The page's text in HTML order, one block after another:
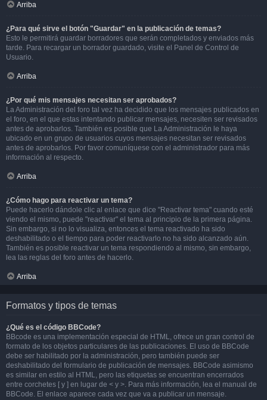
Arriba
¿Para qué sirve el botón "Guardar" en la publicación de temas?
Esto le permitirá guardar borradores que serán completados y enviados más
tarde. Para recargar un borrador guardado, visite el Panel de Control de
Usuario.
Arriba
¿Por qué mis mensajes necesitan ser aprobados?
La Administración del foro tal vez ha decidido que los mensajes publicados en
el foro, en el que estas intentando publicar mensajes, necesiten ser revisados
antes de aprobarlos. También es posible que La Administración le haya
ubicado en un grupo de usuarios cuyos mensajes necesitan ser revisados
antes de aprobarlos. Por favor comuníquese con el administrador para más
información al respecto.
Arriba
¿Cómo hago para reactivar un tema?
Puede hacerlo dándole clic al enlace que dice "Reactivar tema" cuando esté
viendo el mismo, puede "reactivar" el tema al principio de la primera página.
Sin embargo, si no lo visualiza, entonces el tema reactivado ha sido
deshabilitado o el tiempo para poder reactivarlo no ha sido alcanzado aún.
También es posible reactivar un tema respondiendo al mismo, sin embargo,
lea las reglas del foro antes de hacerlo.
Arriba
Formatos y tipos de temas
¿Qué es el código BBCode?
BBcode es una implementación especial de HTML, ofrece un gran control de
formato de los objetos particulares de las publicaciones. El uso de BBCode
debe ser habilitado por la administración, pero también puede ser
deshabilitado del formulario de publicación de mensajes. BBCode asimismo
es similar en estilo al HTML, pero las etiquetas se encuentran encerrados
entre corchetes [ y ] en lugar de < y >. Para más información, lea el manual de
BBCode. El enlace aparece cada vez que va a publicar un mensaje.